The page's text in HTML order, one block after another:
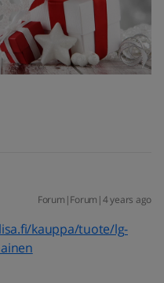
Forum|Forum|4 years ago
kauppa/tuote/lg-